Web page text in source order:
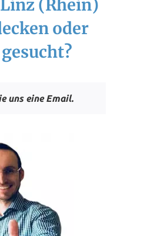
(Rhein)
oder
uns eine Email.